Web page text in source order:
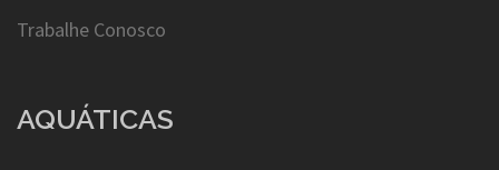
Trabalhe Conosco
AQUÁTICAS